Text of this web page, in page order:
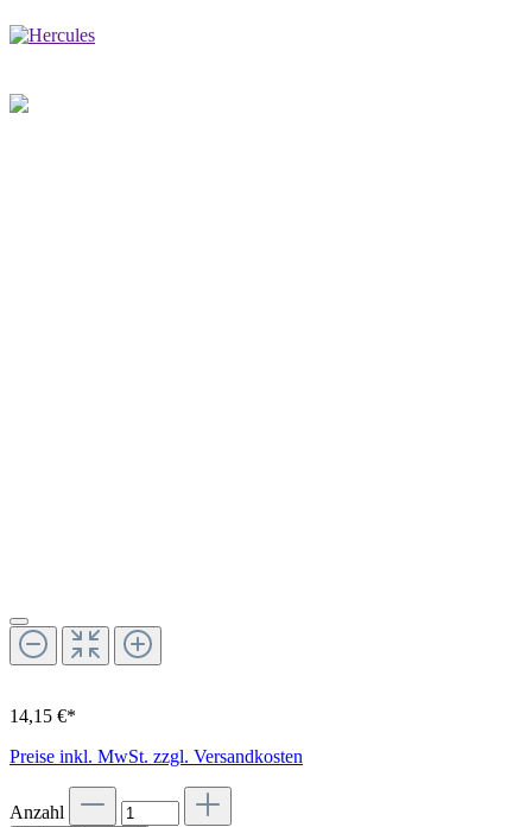
14,15 €*
Preise inkl. MwSt. zzgl. Versandkosten
Anzahl